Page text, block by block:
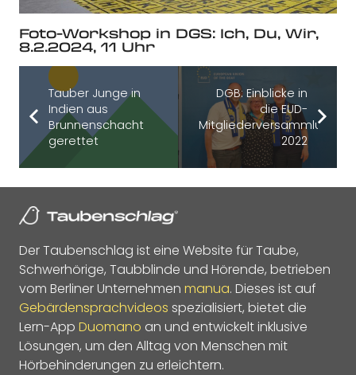
Foto-Workshop in DGS: Ich, Du, Wir,
8.2.2024, 11 Uhr
Tauber Junge in
Indien aus
Brunnenschacht
gerettet
DGB: Einblicke in
die EUD-
Mitgliederversammlung
2022
Der Taubenschlag ist eine Website für Taube,
Schwerhörige, Taubblinde und Hörende, betrieben
vom Berliner Unternehmen manua. Dieses ist auf
Gebärdensprachvideos spezialisiert, bietet die
Lern-App Duomano an und entwickelt inklusive
Lösungen, um den Alltag von Menschen mit
Hörbehinderungen zu erleichtern.